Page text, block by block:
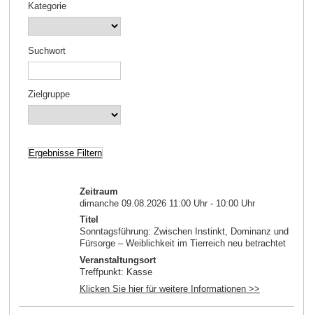
Kategorie
Suchwort
Zielgruppe
Zeitraum
dimanche 09.08.2026 11:00 Uhr - 10:00 Uhr
Titel
Sonntagsführung: Zwischen Instinkt, Dominanz und
Fürsorge – Weiblichkeit im Tierreich neu betrachtet
Veranstaltungsort
Treffpunkt: Kasse
Klicken Sie hier für weitere Informationen >>